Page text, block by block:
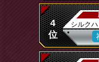
4
位
シルク